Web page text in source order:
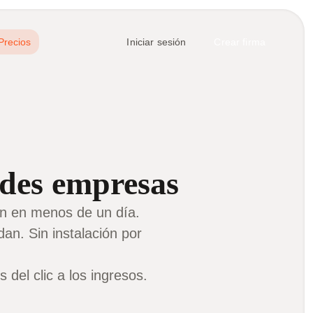
Iniciar sesión
empresas
en menos de un día.
Sin instalación por
del clic a los ingresos.